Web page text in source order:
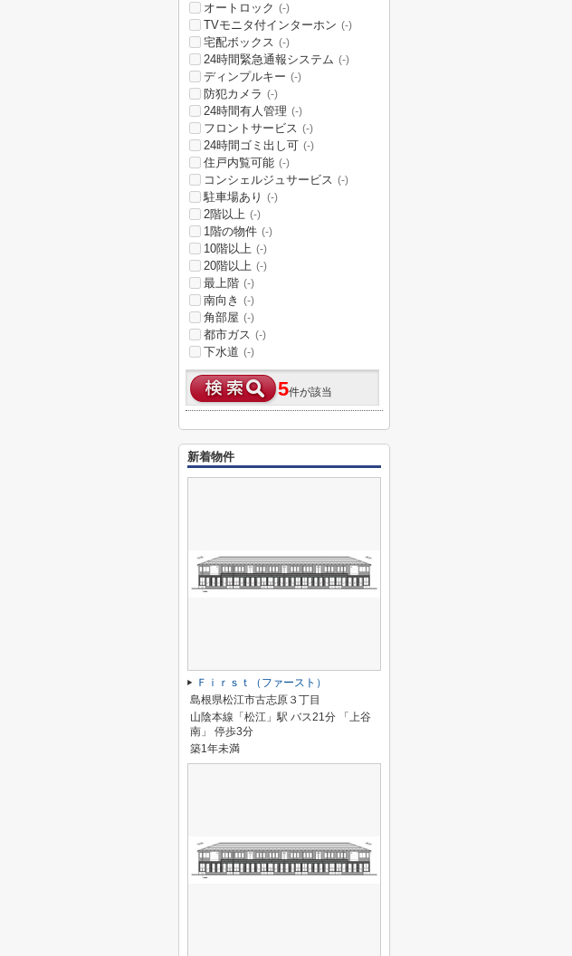
オートロック (-)
TVモニタ付インターホン (-)
宅配ボックス (-)
24時間緊急通報システム (-)
ディンプルキー (-)
防犯カメラ (-)
24時間有人管理 (-)
フロントサービス (-)
24時間ゴミ出し可 (-)
住戸内覧可能 (-)
コンシェルジュサービス (-)
駐車場あり (-)
2階以上 (-)
1階の物件 (-)
10階以上 (-)
20階以上 (-)
最上階 (-)
南向き (-)
角部屋 (-)
都市ガス (-)
下水道 (-)
5件が該当
新着物件
Ｆｉｒｓｔ（ファースト）
島根県松江市古志原３丁目
山陰本線「松江」駅 バス21分 「上谷
南」 停歩3分
築1年未満